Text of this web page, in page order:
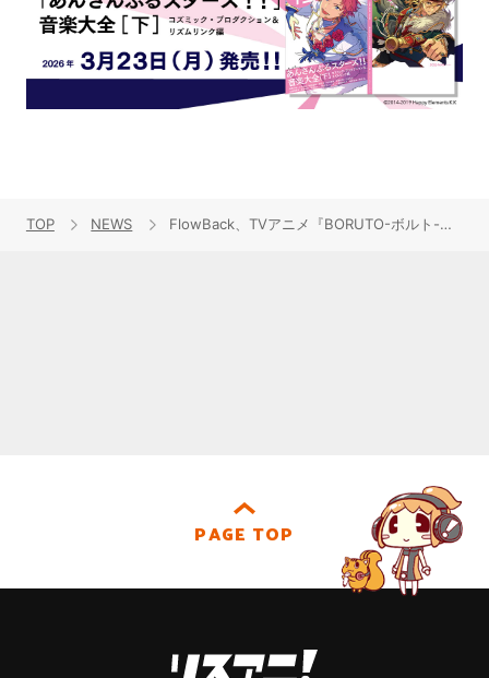
TOP NEWS FlowBack、TVアニメ『BORUTO-ボルト-』EDテーマ曲のミュージックビデオで”変わり身の術”披露！
PAGE TOP